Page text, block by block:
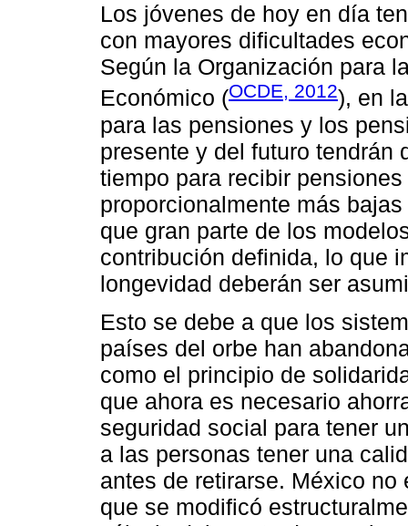
Los jóvenes de hoy en día
con mayores dificultades
Según la Organización para
Económico (OCDE, 2012), en
para las pensiones y los
presente y del futuro tendrán
tiempo para recibir
proporcionalmente más
que gran parte de los
contribución definida, lo que
longevidad deberán ser
Esto se debe a que los
países del orbe han
como el principio de
que ahora es necesario
seguridad social para tener
a las personas tener una
antes de retirarse. México
que se modificó